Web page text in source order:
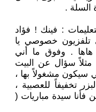
السلة .
: فينك ! فؤاد
تلفزيون خصوصي يا
. وفوق ما أني
سؤال عن البيت
سيكون مشغولاً بها ،
تخفيفاً للعصبية ،
فأنا سيدة مباريات (